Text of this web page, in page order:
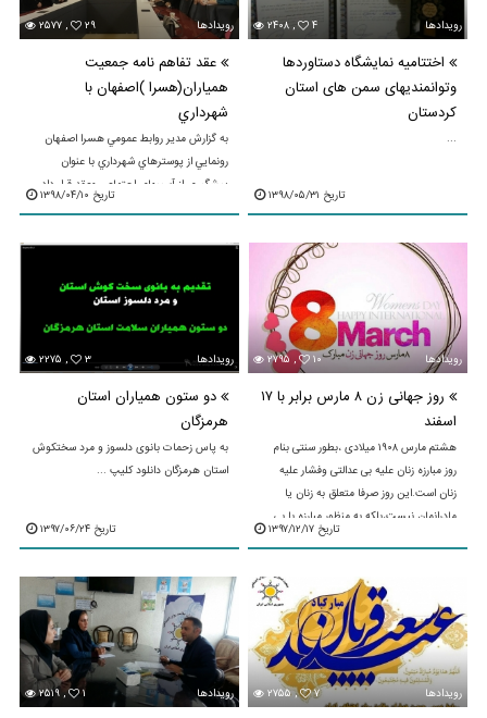
۲۴۰۸ , ۴ رویدادها
اختتامیه نمایشگاه دستاوردها
وتوانمندیهای سمن های استان
کردستان
...
تاریخ ۱۳۹۸/۰۵/۳۱
۲۵۷۷ , ۲۹ رویدادها
عقد تفاهم نامه جمعيت
همياران(هسرا )اصفهان با
شهرداري
به گزارش مدير روابط عمومي هسرا اصفهان
رونمايي از پوسترهاي شهرداري با عنوان
پيشگيري از آسيبهاي اجتماعي وعقد قرار داد
في مابين جمعيت همياران سلامت روان
تاریخ ۱۳۹۸/۰۴/۱۰
۲۷۹۵ , ۱۰ رویدادها
روز جهانی زن ۸ مارس برابر با ۱۷
اسفند
هشتم مارس ۱۹۰۸ میلادی ،بطور سنتی بنام
روز مبارزه زنان علیه بی عدالتی وفشار علیه
زنان است.این روز صرفا متعلق به زنان یا
مادرانمان نیست،بلکه به منظور مبارزه با بی
تاریخ ۱۳۹۷/۱۲/۱۷
۲۲۷۵ , ۳ رویدادها
دو ستون همیاران استان
هرمزگان
به پاس زحمات بانوی دلسوز و مرد سختکوش
استان هرمزگان دانلود کلیپ ...
تاریخ ۱۳۹۷/۰۶/۲۴
۲۷۵۵ , ۷ رویدادها ۲۵۱۹ , ۱ رویدادها